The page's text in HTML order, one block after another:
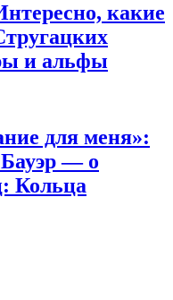
какие
и альфы
для меня»:
— о
Кольца